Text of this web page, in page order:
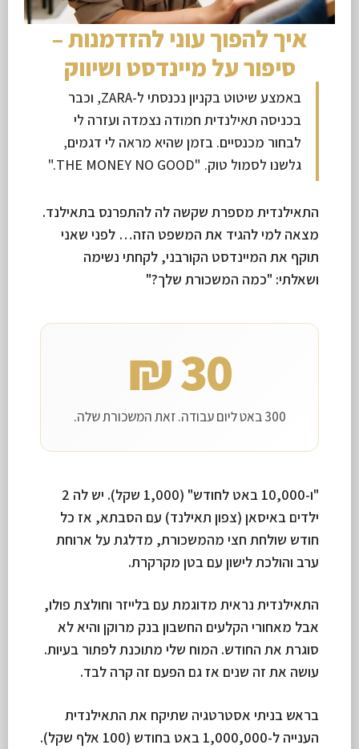
איך להפוך עוני להזדמנות –
סיפור על מיינדסט ושיווק
באמצע שיטוט בקניון נכנסתי ל-ZARA, וכבר
בכניסה תאילנדית חמודה נצמדה ועזרה לי
לבחור מכנסיים. בזמן שהיא מראה לי דגמים,
גלשנו לסמול טוק. "THE MONEY NO GOOD."
התאילנדית מספרת שקשה לה להתפרנס בתאילנד.
מצאה למי להגיד את המשפט הזה… לפני שאני
תוקף את המיינדסט הקורבני, לקחתי נשימה
ושאלתי: "כמה המשכורת שלך?"
30 ₪
300 באט ליום עבודה. זאת המשכורת שלה.
"ו-10,000 באט לחודש" (1,000 שקל). יש לה 2
ילדים באיסאן (צפון תאילנד) עם הסבתא, אז כל
חודש שולחת חצי מהמשכורת, מדלגת על ארוחת
ערב והולכת לישון עם בטן מקרקרת.
התאילנדית נראית מדוגמת עם בלייזר וחולצת פולו,
אבל מאחורי הקלעים החשבון בנק מרוקן והיא לא
סוגרת את החודש. המוח שלי מתוכנת לפתור בעיות.
עושה את זה שנים אז גם הפעם זה קרה לבד.
בראש בניתי אסטרטגיה שתיקח את התאילנדית
הענייה ל-1,000,000 באט בחודש (100 אלף שקל).